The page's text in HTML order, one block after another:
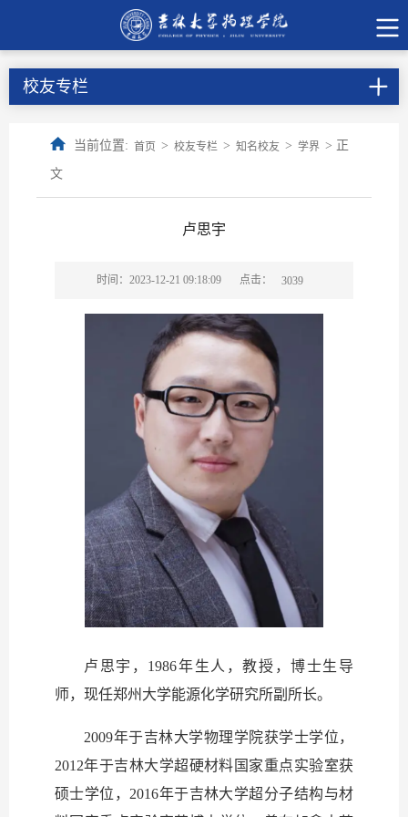
校友专栏
当前位置: 首页 > 校友专栏 > 知名校友 > 学界 > 正
文
卢思宇
时间：2023-12-21 09:18:09 点击： 3039
卢思宇， 1986年生人，教授，博士生导
师，现任郑州大学能源化学研究所副所长。
2009年于吉林大学物理学院获学士学位，
2012年于吉林大学超硬材料国家重点实验室获
硕士学位， 2016年于吉林大学超分子结构与材